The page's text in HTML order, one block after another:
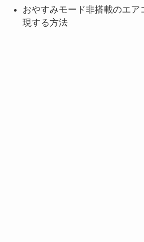
おやすみモード非搭載のエア
現する方法